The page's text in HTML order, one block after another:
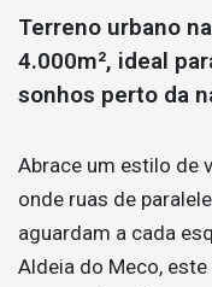
Terreno urbano
4.000m², ideal
sonhos perto da
Abrace um estilo de
onde ruas de
aguardam a cada
Aldeia do Meco,